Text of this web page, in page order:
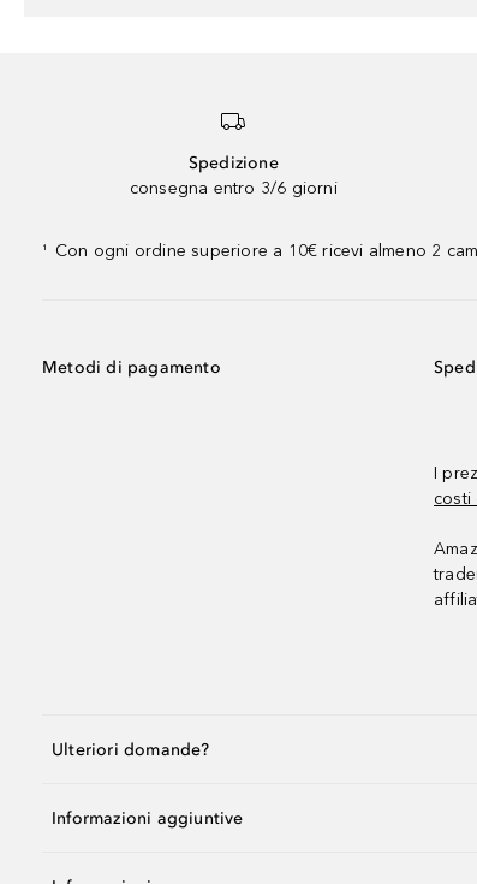
Spedizione
consegna entro 3/6 giorni
¹ Con ogni ordine superiore a 10€ ricevi almeno 2
Metodi di pagamento
I
costi
Ulteriori domande?
Informazioni aggiuntive